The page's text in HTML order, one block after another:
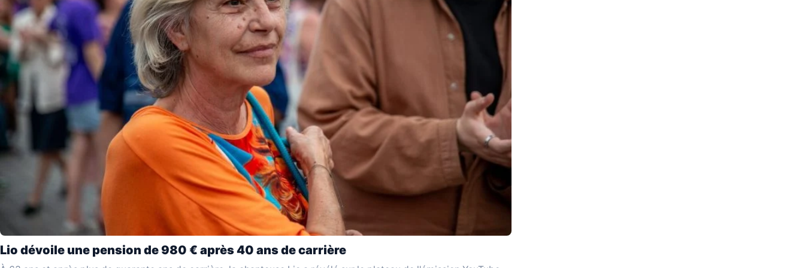
Lio dévoile une pension de 980 € après 40 ans de carrière